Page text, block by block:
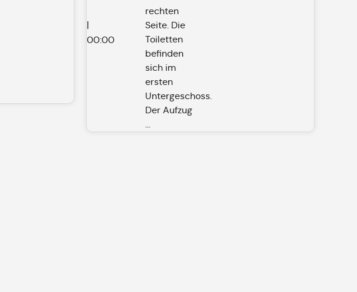
|
00:00
rechten
Seite. Die
Toiletten
befinden
sich im
ersten
Untergeschoss.
Der Aufzug
...